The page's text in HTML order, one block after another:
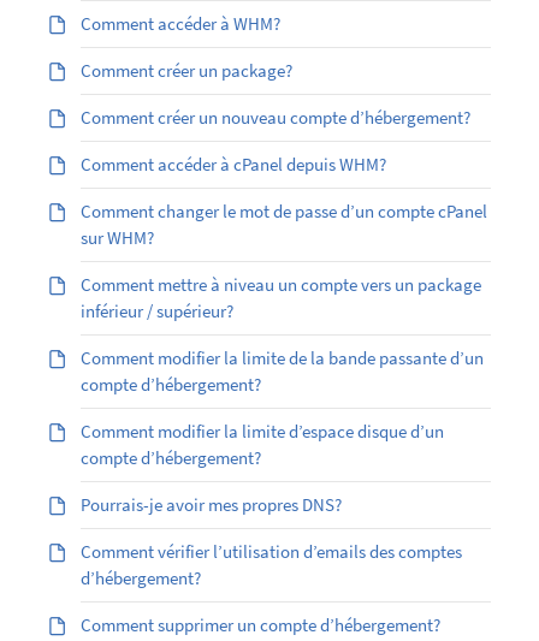
Comment accéder à WHM?
Comment créer un package?
Comment créer un nouveau compte d’hébergement?
Comment accéder à cPanel depuis WHM?
Comment changer le mot de passe d’un compte cPanel
sur WHM?
Comment mettre à niveau un compte vers un package
inférieur / supérieur?
Comment modifier la limite de la bande passante d’un
compte d’hébergement?
Comment modifier la limite d’espace disque d’un
compte d’hébergement?
Pourrais-je avoir mes propres DNS?
Comment vérifier l’utilisation d’emails des comptes
d’hébergement?
Comment supprimer un compte d’hébergement?